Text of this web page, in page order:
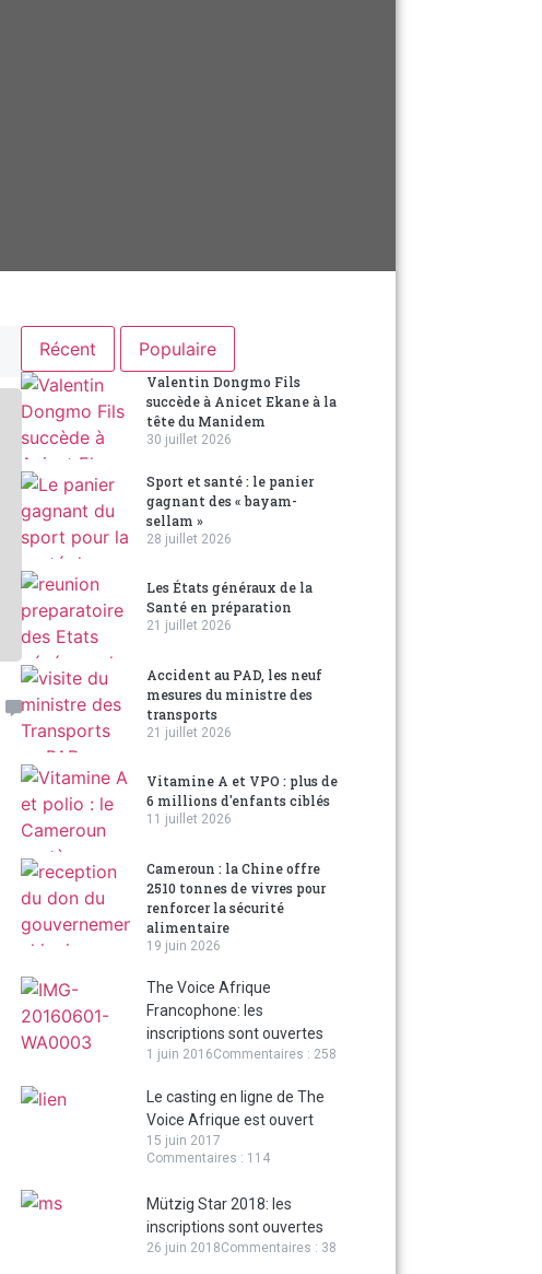
Récent Populaire
Valentin Dongmo Fils
succède à Anicet Ekane à la
tête du Manidem
30 juillet 2026
Sport et santé : le panier
gagnant des « bayam-
sellam »
28 juillet 2026
Les États généraux de la
Santé en préparation
21 juillet 2026
Accident au PAD, les neuf
mesures du ministre des
transports
21 juillet 2026
Vitamine A et VPO : plus de
6 millions d'enfants ciblés
11 juillet 2026
Cameroun : la Chine offre
2510 tonnes de vivres pour
renforcer la sécurité
alimentaire
19 juin 2026
The Voice Afrique
Francophone: les
inscriptions sont ouvertes
1 juin 2016Commentaires : 258
Le casting en ligne de The
Voice Afrique est ouvert
15 juin 2017
Commentaires : 114
Mützig Star 2018: les
inscriptions sont ouvertes
26 juin 2018Commentaires : 38